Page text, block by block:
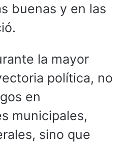
buenas y en las
la mayor
política, no
en
municipales,
sino que